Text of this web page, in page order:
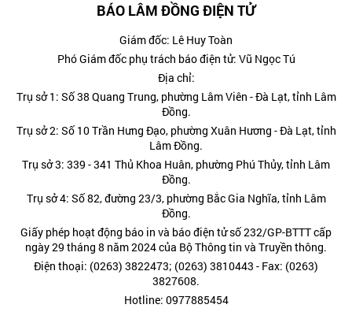
BÁO LÂM ĐỒNG ĐIỆN TỬ
Giám đốc: Lê Huy Toàn
Phó Giám đốc phụ trách báo điện tử: Vũ Ngọc Tú
Địa chỉ:
Trụ sở 1: Số 38 Quang Trung, phường Lâm Viên - Đà Lạt, tỉnh Lâm
Đồng.
Trụ sở 2: Số 10 Trần Hưng Đạo, phường Xuân Hương - Đà Lạt, tỉnh
Lâm Đồng.
Trụ sở 3: 339 - 341 Thủ Khoa Huân, phường Phú Thủy, tỉnh Lâm
Đồng.
Trụ sở 4: Số 82, đường 23/3, phường Bắc Gia Nghĩa, tỉnh Lâm
Đồng.
Giấy phép hoạt động báo in và báo điện tử số 232/GP-BTTT cấp
ngày 29 tháng 8 năm 2024 của Bộ Thông tin và Truyền thông.
Điện thoại: (0263) 3822473; (0263) 3810443 - Fax: (0263)
3827608.
Hotline: 0977885454